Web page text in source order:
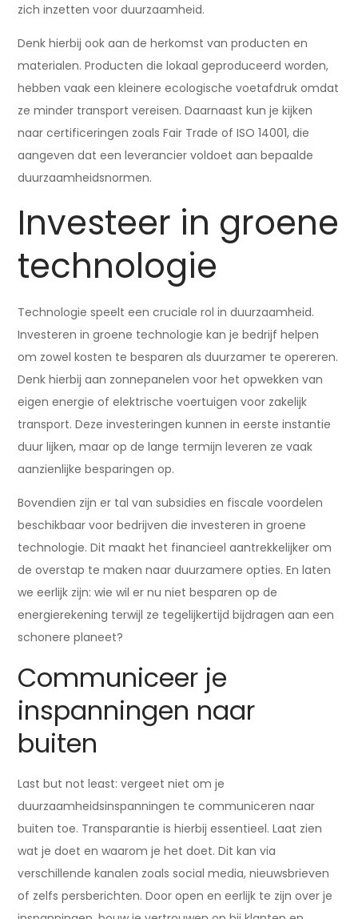
zich inzetten voor duurzaamheid.
Denk hierbij ook aan de herkomst van producten en
materialen. Producten die lokaal geproduceerd worden,
hebben vaak een kleinere ecologische voetafdruk omdat
ze minder transport vereisen. Daarnaast kun je kijken
naar certificeringen zoals Fair Trade of ISO 14001, die
aangeven dat een leverancier voldoet aan bepaalde
duurzaamheidsnormen.
Investeer in groene
technologie
Technologie speelt een cruciale rol in duurzaamheid.
Investeren in groene technologie kan je bedrijf helpen
om zowel kosten te besparen als duurzamer te opereren.
Denk hierbij aan zonnepanelen voor het opwekken van
eigen energie of elektrische voertuigen voor zakelijk
transport. Deze investeringen kunnen in eerste instantie
duur lijken, maar op de lange termijn leveren ze vaak
aanzienlijke besparingen op.
Bovendien zijn er tal van subsidies en fiscale voordelen
beschikbaar voor bedrijven die investeren in groene
technologie. Dit maakt het financieel aantrekkelijker om
de overstap te maken naar duurzamere opties. En laten
we eerlijk zijn: wie wil er nu niet besparen op de
energierekening terwijl ze tegelijkertijd bijdragen aan een
schonere planeet?
Communiceer je
inspanningen naar
buiten
Last but not least: vergeet niet om je
duurzaamheidsinspanningen te communiceren naar
buiten toe. Transparantie is hierbij essentieel. Laat zien
wat je doet en waarom je het doet. Dit kan via
verschillende kanalen zoals social media, nieuwsbrieven
of zelfs persberichten. Door open en eerlijk te zijn over je